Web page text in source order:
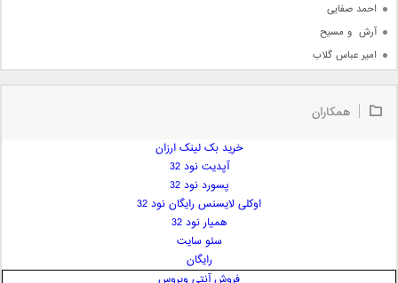
احمد صفایی
آرش  و مسیح
امیر عباس گلاب
امیر علی
همکاران
خرید بک لینک ارزان
آپدیت نود 32
پسورد نود 32
اوکلی لایسنس رایگان نود 32
همیار نود 32
سئو سایت
رایگان